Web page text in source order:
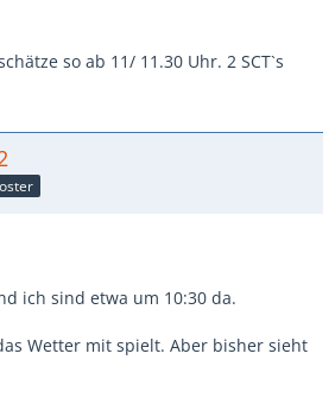
so ab 11/ 11.30 Uhr. 2 SCT`s
ich sind etwa um 10:30 da.
Wetter mit spielt. Aber bisher sieht